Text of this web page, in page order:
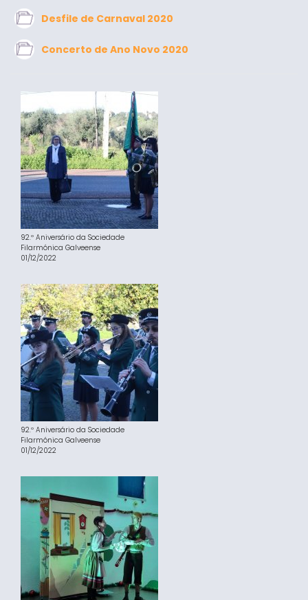
Desfile de Carnaval 2020
Concerto de Ano Novo 2020
92.º Aniversário da Sociedade
Filarmónica Galveense
01/12/2022
92.º Aniversário da Sociedade
Filarmónica Galveense
01/12/2022